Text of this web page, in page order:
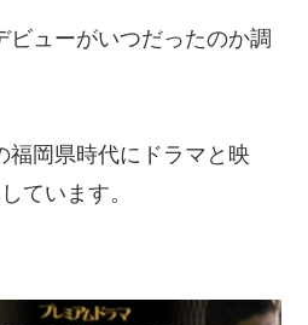
ビューがいつだったのか調
福岡県時代にドラマと映
ています。